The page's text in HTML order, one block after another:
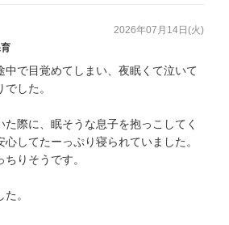
2026年07月14日(火)
中で目覚めてしまい、夜眠くて泣いて
した。
際に、眠そうな息子を抱っこしてく
してたーっぷり寝られていました。
りそうです。
。